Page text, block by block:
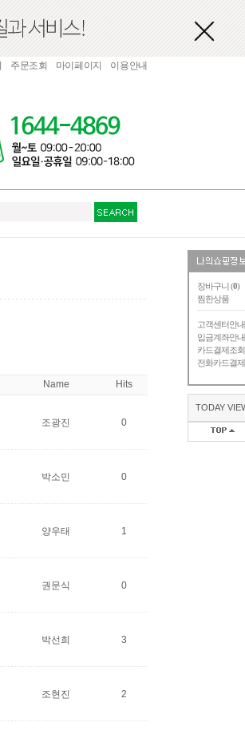
장바구니 (0)
찜한상품
고객센터안내
입금계좌안내
카드결제조회
전화카드결제
TODAY
주문조회 마이페이지 이용안내
Name Hits
조광진 0
박소민 0
양우태 1
권문식 0
박선희 3
조현진 2